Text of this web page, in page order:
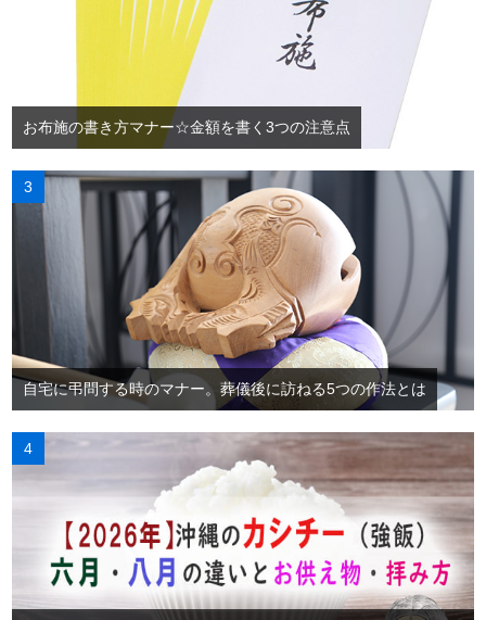
お布施の書き方マナー☆金額を書く3つの注意点
自宅に弔問する時のマナー。葬儀後に訪ねる5つの作法とは